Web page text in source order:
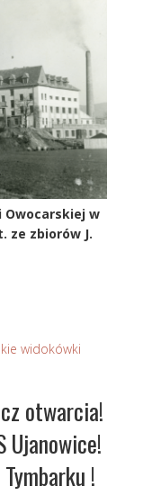
Owocarskiej w
ze zbiorów J.
widokówki
otwarcia!
Ujanowice!
!